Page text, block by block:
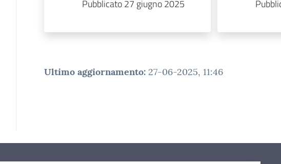
Pubblicato 27 giugno 2025
Ultimo aggiornamento: 27-06-2025, 11:46